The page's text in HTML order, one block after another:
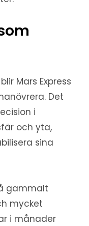
Mars Express
Det
i
och yta,
sina
gammalt
mycket
i månader